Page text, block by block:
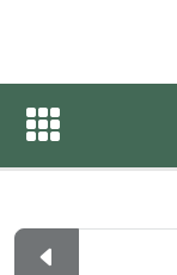
ปฏิทินกิจ
ปฏิทินกิจกร